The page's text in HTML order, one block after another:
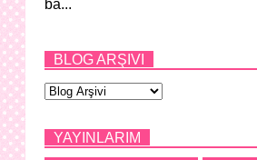
ba...
BLOG ARŞIVI
YAYINLARIM